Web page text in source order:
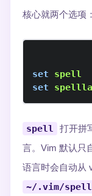
核心就两个选项：
set
spell
set
spell 打开拼
言。Vim 默认只
语言时会自动从
~/.vim/